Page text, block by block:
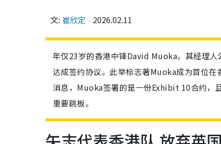
文: 崔欣定 2026.02.11
年仅23岁的香港中锋David Muoka，其经理
达成签约协议。此举标志著Muoka成为首位
消息，Muoka签署的是一份Exhibit 10合约，
重要跳板。